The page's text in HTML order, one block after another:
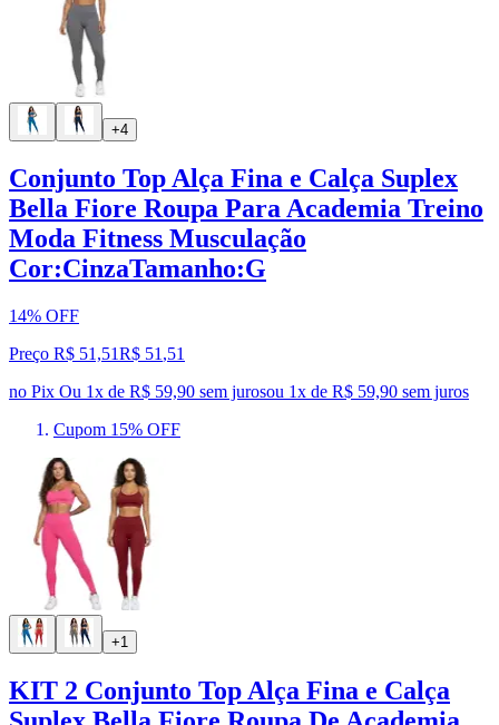
+4
Conjunto Top Alça Fina e Calça Suplex
Bella Fiore Roupa Para Academia Treino
Moda Fitness Musculação
Cor:CinzaTamanho:G
14% OFF
Preço R$ 51,51R$ 51 ,51
no Pix Ou 1x de R$ 59,90 sem jurosou 1x de R$ 59,90 sem juros
Cupom 15% OFF
+1
KIT 2 Conjunto Top Alça Fina e Calça